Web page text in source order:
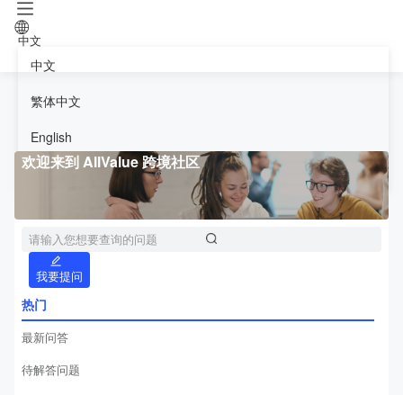
中文
中文
繁体中文
English
日本語
欢迎来到 AllValue 跨境社区
我要提问
热门
最新问答
待解答问题